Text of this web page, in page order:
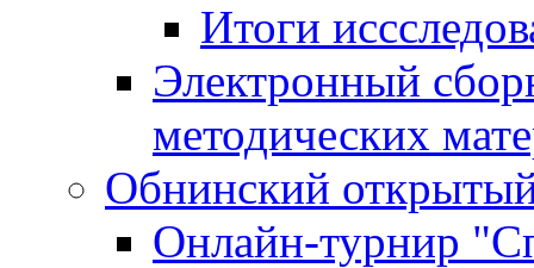
Итоги
Электронный
методических
Обнинский
Онлайн-турнир